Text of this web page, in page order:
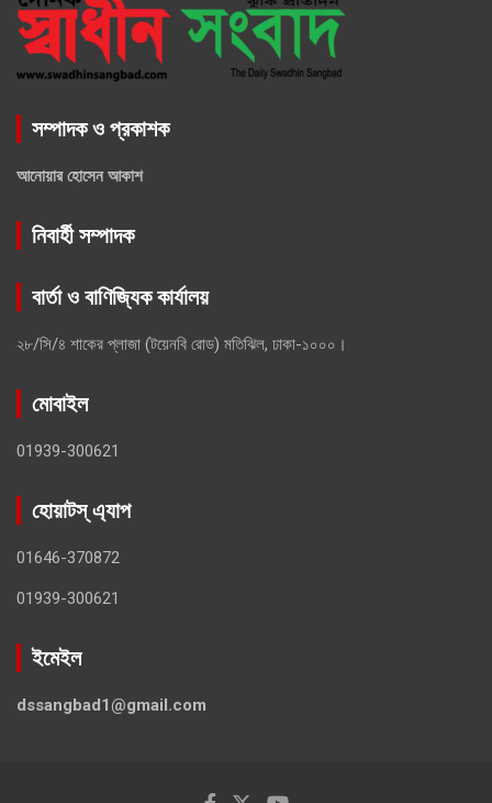
সম্পাদক ও প্রকাশক
আনোয়ার হোসেন আকাশ
নিবার্হী সম্পাদক
বার্তা ও বাণিজ্যিক কার্যালয়
২৮/সি/৪ শাকের প্লাজা (টয়েনবি রোড) মতিঝিল, ঢাকা-১০০০।
মোবাইল
01939-300621
হোয়াটস্ এ্যাপ
01646-370872
01939-300621
ইমেইল
dssangbad1@gmail.com